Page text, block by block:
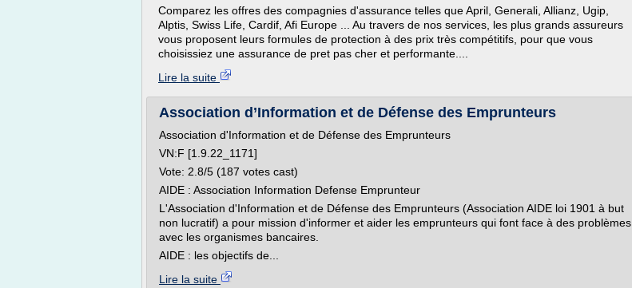
Comparez les offres des compagnies d'assurance telles que April, Generali, Allianz, Ugip,
Alptis, Swiss Life, Cardif, Afi Europe ... Au travers de nos services, les plus grands assureurs
vous proposent leurs formules de protection à des prix très compétitifs, pour que vous
choisissiez une assurance de pret pas cher et performante....
Lire la suite
Association d’Information et de Défense des Emprunteurs
Association d'Information et de Défense des Emprunteurs
VN:F [1.9.22_1171]
Vote: 2.8/5 (187 votes cast)
AIDE : Association Information Defense Emprunteur
L'Association d'Information et de Défense des Emprunteurs (Association AIDE loi 1901 à but
non lucratif) a pour mission d'informer et aider les emprunteurs qui font face à des problèmes
avec les organismes bancaires.
AIDE : les objectifs de...
Lire la suite